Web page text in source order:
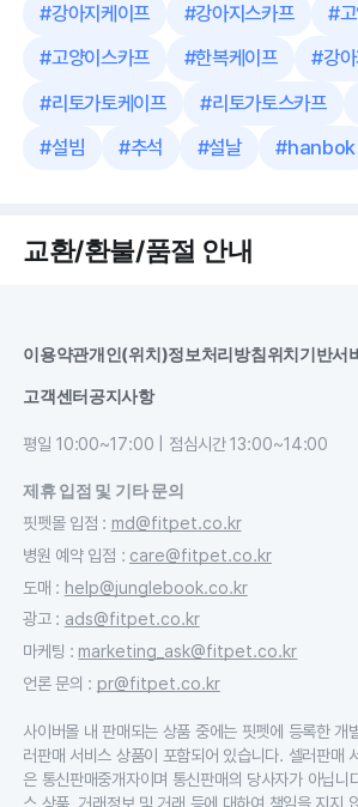
#강아지케이프 #강아지스카프 #
#고양이스카프 #한복케이프 #강
#리토가토케이프 #리토가토스카프
#설빔 #추석 #설날 #hanbok
교환/환불/품절 안내
이용약관개인(위치)정보처리방침위치기반서
고객센터공지사항
평일 10:00~17:00 | 점심시간 13:00~14:00
제휴 입점 및 기타 문의
핏펫몰 입점 : md@fitpet.co.kr
병원 예약 입점 : care@fitpet.co.kr
도매 : help@junglebook.co.kr
광고: ads@fitpet.co.kr
마케팅 : marketing_ask@fitpet.co.kr
언론 문의 : pr@fitpet.co.kr
사이버몰 내 판매되는 상품 중에는 핏펫에 등록한 개
러판매 서비스 상품이 포함되어 있습니다. 셀러판매
은 통신판매중개자이며 통신판매의 당사자가 아닙니
스 상품, 거래정보 및 거래 등에 대하여 책임을 지지